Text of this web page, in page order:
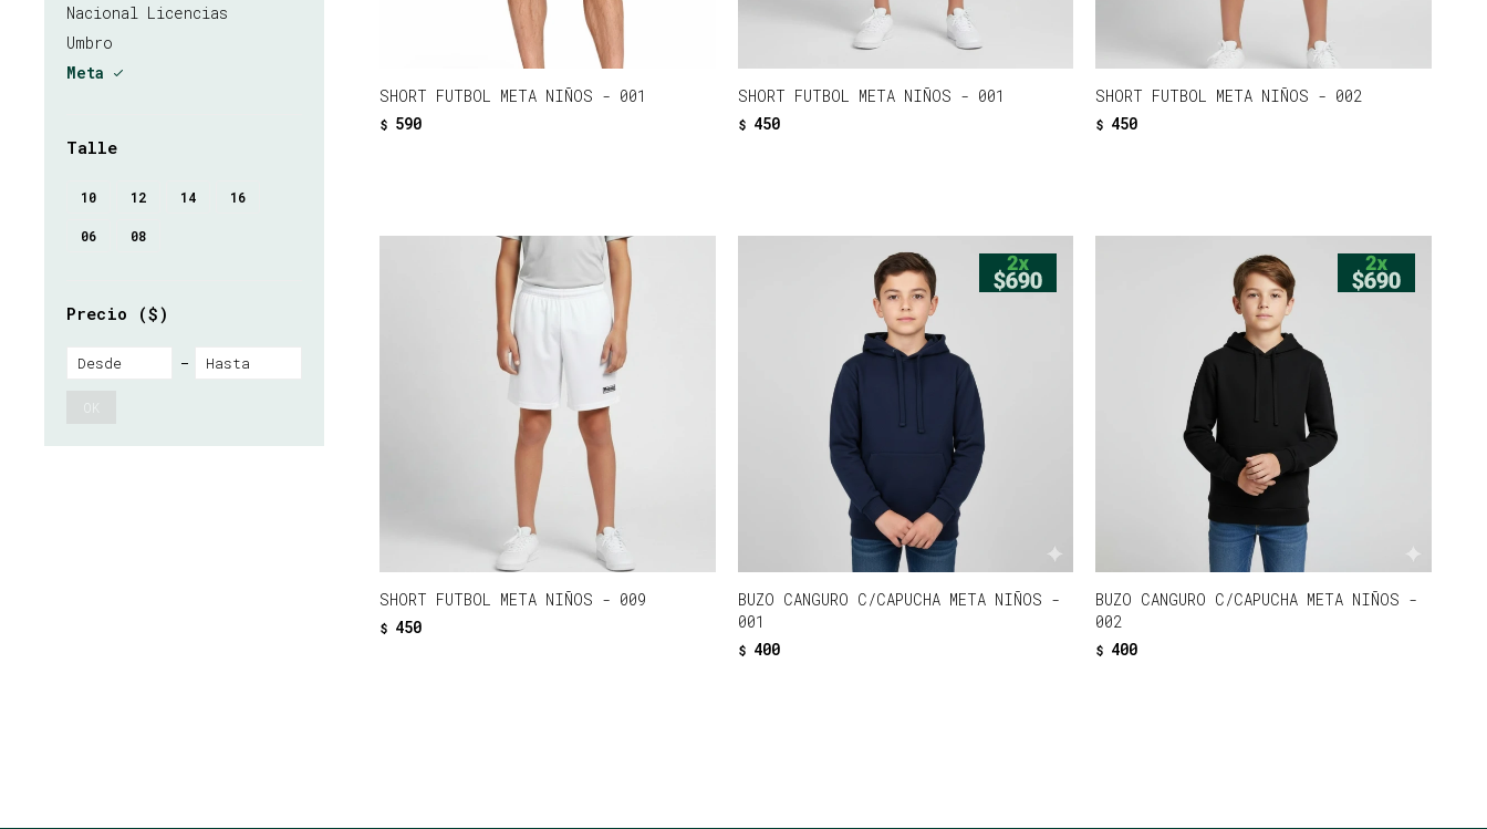
SHORT FUTBOL META NIÑOS - 001
$ 590
SHORT FUTBOL META NIÑOS - 001
$ 450
SHORT FUTBOL META NIÑOS - 002
$ 450
SHORT FUTBOL META NIÑOS - 009
$ 450
BUZO CANGURO C/CAPUCHA META NIÑOS -
001
$ 400
BUZO CANGURO C/CAPUCHA META NIÑOS -
002
$ 400
Nacional Licencias
Umbro
Meta
Talle
10 12 14 16
06 08
Precio ($)